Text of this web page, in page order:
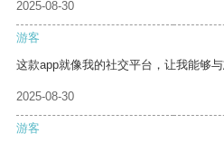
2025-08-30
游客
这款app就像我的社交平台，让我能够
2025-08-30
游客